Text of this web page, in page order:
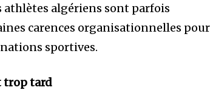
athlètes algériens sont parfois
carences organisationnelles pour
sportives.
trop tard